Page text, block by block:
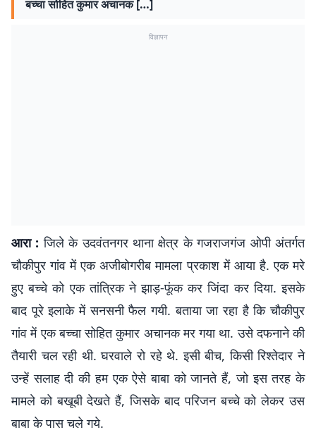
बच्चा सोहित कुमार अचानक […]
विज्ञापन
आरा : जिले के उदवंतनगर थाना क्षेत्र के गजराजगंज ओपी अंतर्गत
चौकीपुर गांव में एक अजीबोगरीब मामला प्रकाश में आया है. एक मरे
हुए बच्चे को एक तांत्रिक ने झाड़-फूंक कर जिंदा कर दिया. इसके
बाद पूरे इलाके में सनसनी फैल गयी. बताया जा रहा है कि चौकीपुर
गांव में एक बच्चा सोहित कुमार अचानक मर गया था. उसे दफनाने की
तैयारी चल रही थी. घरवाले रो रहे थे. इसी बीच, किसी रिश्तेदार ने
उन्हें सलाह दी की हम एक ऐसे बाबा को जानते हैं, जो इस तरह के
मामले को बखूबी देखते हैं, जिसके बाद परिजन बच्चे को लेकर उस
बाबा के पास चले गये.